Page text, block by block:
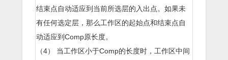
结束点自动适应到当前所选层的入出点。如果未
有任何选定层，那么工作区的起始点和结束点自
动适应到Comp原长度。
（4） 当工作区小于Comp的长度时，工作区中间